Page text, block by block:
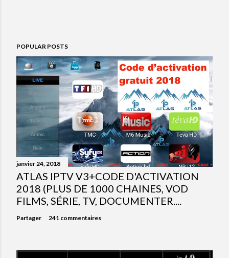
POPULAR POSTS
janvier 24, 2018
ATLAS IPTV V3+CODE D'ACTIVATION
2018 (PLUS DE 1000 CHAINES, VOD
FILMS, SÉRIE, TV, DOCUMENTER....
Partager 241 commentaires